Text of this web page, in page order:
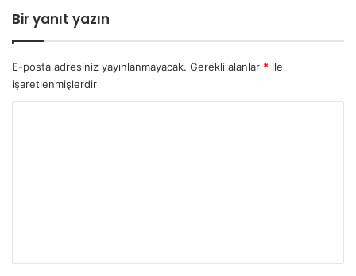
Bir yanıt yazın
E-posta adresiniz yayınlanmayacak. Gerekli alanlar * ile
işaretlenmişlerdir